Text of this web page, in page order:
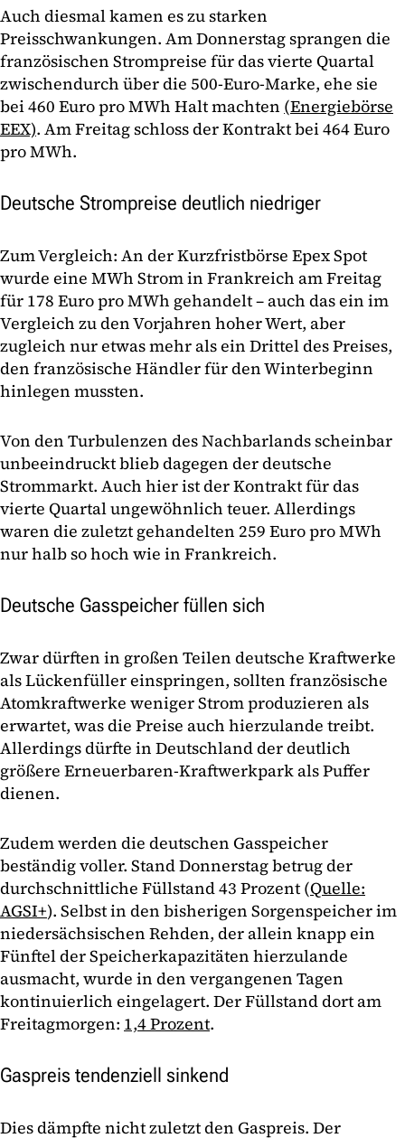
Auch diesmal kamen es zu starken
Preisschwankungen. Am Donnerstag sprangen die
französischen Strompreise für das vierte Quartal
zwischendurch über die 500-Euro-Marke, ehe sie
bei 460 Euro pro MWh Halt machten (Energiebörse
EEX). Am Freitag schloss der Kontrakt bei 464 Euro
pro MWh.
Deutsche Strompreise deutlich niedriger
Zum Vergleich: An der Kurzfristbörse Epex Spot
wurde eine MWh Strom in Frankreich am Freitag
für 178 Euro pro MWh gehandelt – auch das ein im
Vergleich zu den Vorjahren hoher Wert, aber
zugleich nur etwas mehr als ein Drittel des Preises,
den französische Händler für den Winterbeginn
hinlegen mussten.
Von den Turbulenzen des Nachbarlands scheinbar
unbeeindruckt blieb dagegen der deutsche
Strommarkt. Auch hier ist der Kontrakt für das
vierte Quartal ungewöhnlich teuer. Allerdings
waren die zuletzt gehandelten 259 Euro pro MWh
nur halb so hoch wie in Frankreich.
Deutsche Gasspeicher füllen sich
Zwar dürften in großen Teilen deutsche Kraftwerke
als Lückenfüller einspringen, sollten französische
Atomkraftwerke weniger Strom produzieren als
erwartet, was die Preise auch hierzulande treibt.
Allerdings dürfte in Deutschland der deutlich
größere Erneuerbaren-Kraftwerkpark als Puffer
dienen.
Zudem werden die deutschen Gasspeicher
beständig voller. Stand Donnerstag betrug der
durchschnittliche Füllstand 43 Prozent (Quelle:
AGSI+). Selbst in den bisherigen Sorgenspeicher im
niedersächsischen Rehden, der allein knapp ein
Fünftel der Speicherkapazitäten hierzulande
ausmacht, wurde in den vergangenen Tagen
kontinuierlich eingelagert. Der Füllstand dort am
Freitagmorgen: 1,4 Prozent.
Gaspreis tendenziell sinkend
Dies dämpfte nicht zuletzt den Gaspreis. Der